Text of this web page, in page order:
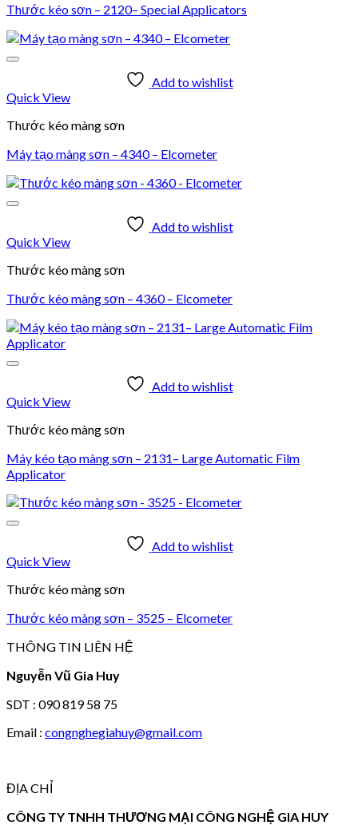
Thước kéo sơn – 2120– Special Applicators
Add to wishlist
Quick View
Thước kéo màng sơn
Máy tạo màng sơn – 4340 – Elcometer
Add to wishlist
Quick View
Thước kéo màng sơn
Thước kéo màng sơn – 4360 – Elcometer
Add to wishlist
Quick View
Thước kéo màng sơn
Máy kéo tạo màng sơn – 2131– Large Automatic Film
Applicator
Add to wishlist
Quick View
Thước kéo màng sơn
Thước kéo màng sơn – 3525 – Elcometer
THÔNG TIN LIÊN HỆ
Nguyễn Vũ Gia Huy
SDT : 090 819 58 75
Email : congnghegiahuy@gmail.com
ĐỊA CHỈ
CÔNG TY TNHH THƯƠNG MẠI CÔNG NGHỆ GIA HUY